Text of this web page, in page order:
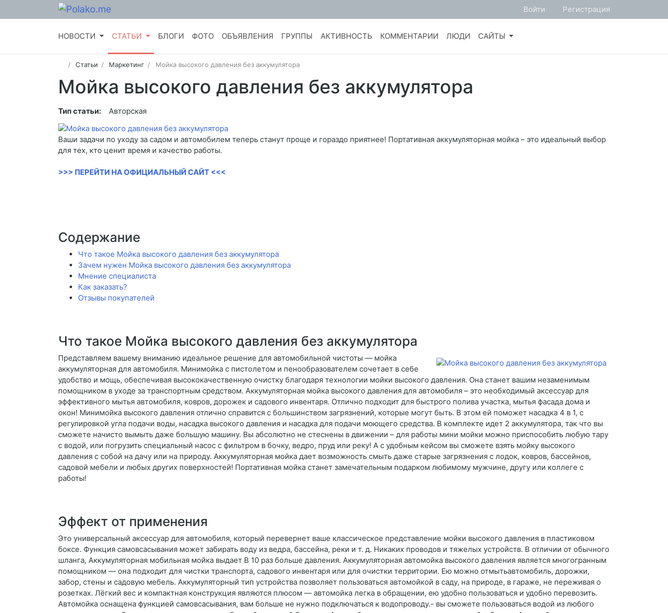
Войти Регистрация
НОВОСТИ СТАТЬИ БЛОГИ ФОТО ОБЪЯВЛЕНИЯ ГРУППЫ АКТИВНОСТЬ КОММЕНТАРИИ ЛЮДИ САЙТЫ
Статьи Маркетинг Мойка высокого давления без аккумулятора
Мойка высокого давления без аккумулятора
Тип статьи: Авторская
Ваши задачи по уходу за садом и автомобилем теперь станут проще и гораздо приятнее! Портативная аккумуляторная мойка – это идеальный выбор
для тех, кто ценит время и качество работы.
>>> ПЕРЕЙТИ НА ОФИЦИАЛЬНЫЙ САЙТ <<<
Содержание
Что такое Мойка высокого давления без аккумулятора
Зачем нужен Мойка высокого давления без аккумулятора
Мнение специалиста
Как заказать?
Отзывы покупателей
Что такое Мойка высокого давления без аккумулятора
Представляем вашему вниманию идеальное решение для автомобильной чистоты — мойка
аккумуляторная для автомобиля. Минимойка с пистолетом и пенообразователем сочетает в себе
удобство и мощь, обеспечивая высококачественную очистку благодаря технологии мойки высокого давления. Она станет вашим незаменимым
помощником в уходе за транспортным средством. Аккумуляторная мойка высокого давления для автомобиля – это необходимый аксессуар для
эффективного мытья автомобиля, ковров, дорожек и садового инвентаря. Отлично подходит для быстрого полива участка, мытья фасада дома и
окон! Минимойка высокого давления отлично справится с большинством загрязнений, которые могут быть. В этом ей поможет насадка 4 в 1, с
регулировкой угла подачи воды, насадка высокого давления и насадка для подачи моющего средства. В комплекте идет 2 аккумулятора, так что вы
сможете начисто вымыть даже большую машину. Вы абсолютно не стеснены в движении – для работы мини мойки можно приспособить любую тару
с водой, или погрузить специальный насос с фильтром в бочку, ведро, пруд или реку! А с удобным кейсом вы сможете взять мойку высокого
давления с собой на дачу или на природу. Аккумуляторная мойка дает возможность смыть даже старые загрязнения с лодок, ковров, бассейнов,
садовой мебели и любых других поверхностей! Портативная мойка станет замечательным подарком любимому мужчине, другу или коллеге с
работы!
Эффект от применения
Это универсальный аксессуар для автомобиля, который перевернет ваше классическое представление мойки высокого давления в пластиковом
боксе. Функция самовсасывания может забирать воду из ведра, бассейна, реки и т. д. Никаких проводов и тяжелых устройств. В отличии от обычного
шланга, Аккумуляторная мобильная мойка выдает В 10 раз больше давления. Аккумуляторная автомойка высокого давления является многогранным
помощником — она подходит для чистки транспорта, садового инвентаря или для очистки территории. Ею можно отмытьавтомобиль, дорожки,
забор, стены и садовую мебель. Аккумуляторный тип устройства позволяет пользоваться автомойкой в саду, на природе, в гараже, не переживая о
розетках. Лёгкий вес и компактная конструкция являются плюсом — автомойка легка в обращении, ею удобно пользоваться и удобно перевозить.
Автомойка оснащена функцией самовсасывания, вам больше не нужно подключаться к водопроводу.- вы сможете пользоваться водой из любого